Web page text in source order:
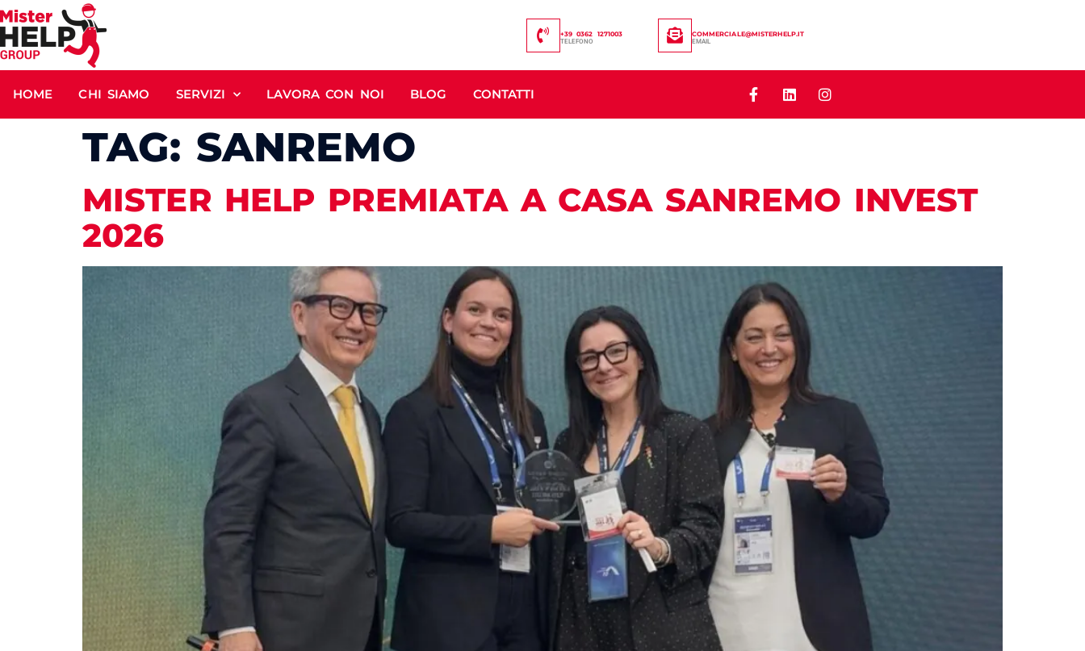
+39 0362 1271003
TELEFONO
COMMERCIALE@MISTERHELP.IT
EMAIL
HOME CHI SIAMO SERVIZI LAVORA CON NOI BLOG CONTATTI
TAG: SANREMO
MISTER HELP PREMIATA A CASA SANREMO INVEST
2026